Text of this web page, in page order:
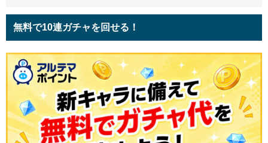
無料で10連ガチャを回せる！